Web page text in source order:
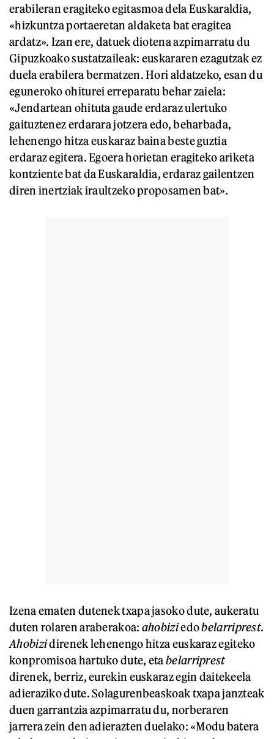
erabileran eragiteko egitasmoa dela Euskaraldia,
«hizkuntza portaeretan aldaketa bat eragitea
ardatz». Izan ere, datuek diotena azpimarratu du
Gipuzkoako sustatzaileak: euskararen ezagutzak ez
duela erabilera bermatzen. Hori aldatzeko, esan du
eguneroko ohiturei erreparatu behar zaiela:
«Jendartean ohituta gaude erdaraz ulertuko
gaituztenez erdarara jotzera edo, beharbada,
lehenengo hitza euskaraz baina beste guztia
erdaraz egitera. Egoera horietan eragiteko ariketa
kontziente bat da Euskaraldia, erdaraz gailentzen
diren inertziak iraultzeko proposamen bat».
Izena ematen dutenek txapa jasoko dute, aukeratu
duten rolaren araberakoa: ahobiziedobelarriprest.
Ahobizidirenek lehenengo hitza euskaraz egiteko
konpromisoa hartuko dute, etabelarriprest
direnek, berriz, eurekin euskaraz egin daitekeela
adieraziko dute. Solagurenbeaskoak txapa janzteak
duen garrantzia azpimarratu du, norberaren
jarrera zein den adierazten duelako: «Modu batera